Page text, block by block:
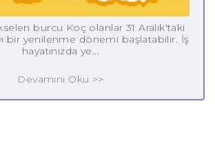
burcu Koç olanlar 31 Aralık'taki
bir yenilenme dönemi başlatabilir. İş
hayatınızda ye...
Devamını Oku >>